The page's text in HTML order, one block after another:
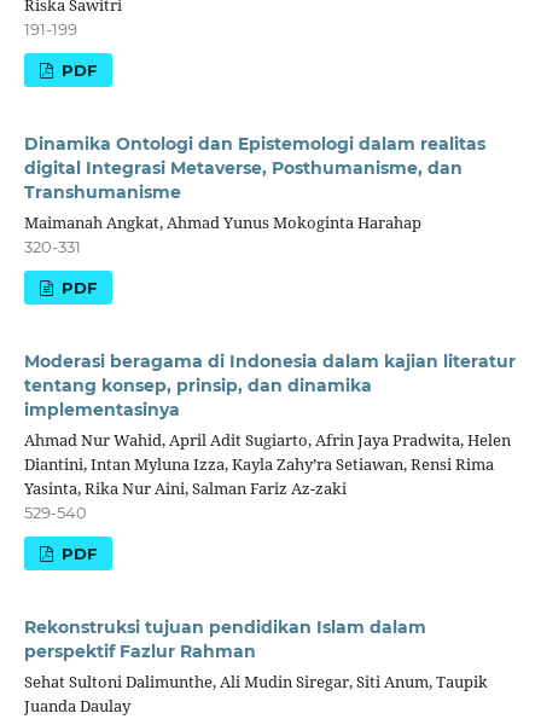
Riska Sawitri
191-199
PDF
Dinamika Ontologi dan Epistemologi dalam realitas
digital Integrasi Metaverse, Posthumanisme, dan
Transhumanisme
Maimanah Angkat, Ahmad Yunus Mokoginta Harahap
320-331
PDF
Moderasi beragama di Indonesia dalam kajian literatur
tentang konsep, prinsip, dan dinamika
implementasinya
Ahmad Nur Wahid, April Adit Sugiarto, Afrin Jaya Pradwita, Helen
Diantini, Intan Myluna Izza, Kayla Zahy’ra Setiawan, Rensi Rima
Yasinta, Rika Nur Aini, Salman Fariz Az-zaki
529-540
PDF
Rekonstruksi tujuan pendidikan Islam dalam
perspektif Fazlur Rahman
Sehat Sultoni Dalimunthe, Ali Mudin Siregar, Siti Anum, Taupik
Juanda Daulay